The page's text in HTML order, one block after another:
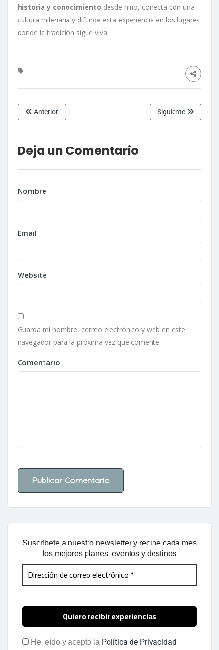
historia y conocimiento desde niño, conecta con una
cultura milenaria y difunde esta experiencia en los lugares
donde la tradición sigue viva.
Anterior Siguiente
Deja un Comentario
Nombre
Email
Website
Guarda mi nombre, correo electrónico y web en este
navegador para la próxima vez que comente.
Comentario
Suscríbete a nuestro newsletter y recibe cada mes
los mejores planes, eventos y destinos
He leído y acepto la Política de Privacidad